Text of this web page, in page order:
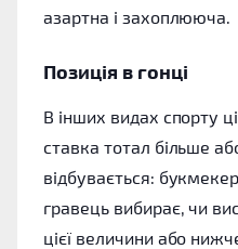
азартна і захоплююча.
Позиція в гонці
В інших видах спорту
ставка тотал більше
відбувається:
гравець вибирає, чи
цієї величини або